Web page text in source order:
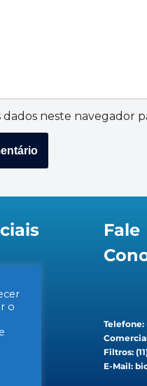
dados neste navegador
Fale
Telefone:
Filtros:
E-Mail:
o